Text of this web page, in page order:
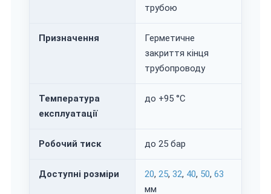
трубою
Призначення
Герметичне
закриття кінця
трубопроводу
Температура
експлуатації
до +95 °C
Робочий тиск до 25 бар
Доступні розміри 20, 25, 32, 40, 50, 63
мм